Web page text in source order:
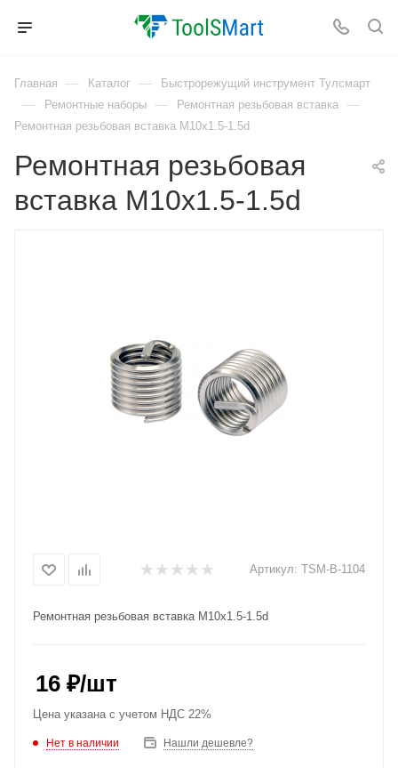
Главная — Каталог — Быстрорежущий инструмент Тулсмарт
— Ремонтные наборы — Ремонтная резьбовая вставка —
Ремонтная резьбовая вставка M10x1.5-1.5d
Ремонтная резьбовая
вставка M10x1.5-1.5d
Артикул: TSM-B-1104
Ремонтная резьбовая вставка M10x1.5-1.5d
16 ₽/шт
Цена указана с учетом НДС 22%
Нет в наличии Нашли дешевле?